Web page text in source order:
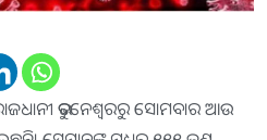
ଭୁବନେଶ୍ୱରରୁ ସୋମବାର ଆଉ